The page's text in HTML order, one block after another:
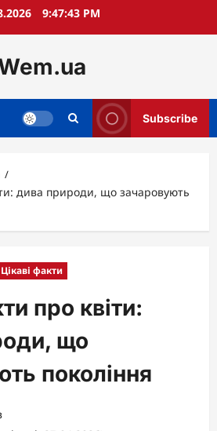
9:47:44 PM
Subscribe
дива природи, що зачаровують
Цікаві факти
про квіти:
що
покоління